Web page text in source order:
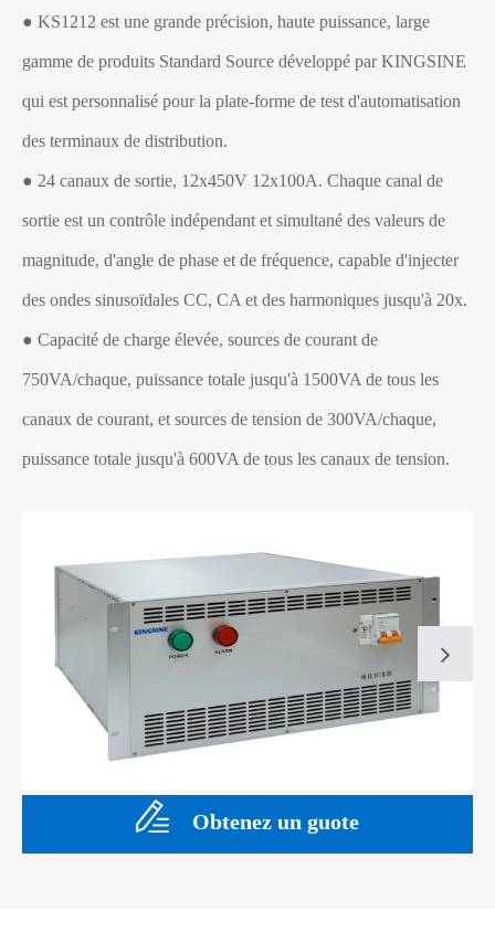
● KS1212 est une grande précision, haute puissance, large
gamme de produits Standard Source développé par KINGSINE
qui est personnalisé pour la plate-forme de test d'automatisation
des terminaux de distribution.
● 24 canaux de sortie, 12x450V 12x100A. Chaque canal de
sortie est un contrôle indépendant et simultané des valeurs de
magnitude, d'angle de phase et de fréquence, capable d'injecter
des ondes sinusoïdales CC, CA et des harmoniques jusqu'à 20x.
● Capacité de charge élevée, sources de courant de
750VA/chaque, puissance totale jusqu'à 1500VA de tous les
canaux de courant, et sources de tension de 300VA/chaque,
puissance totale jusqu'à 600VA de tous les canaux de tension.
Obtenez un guote